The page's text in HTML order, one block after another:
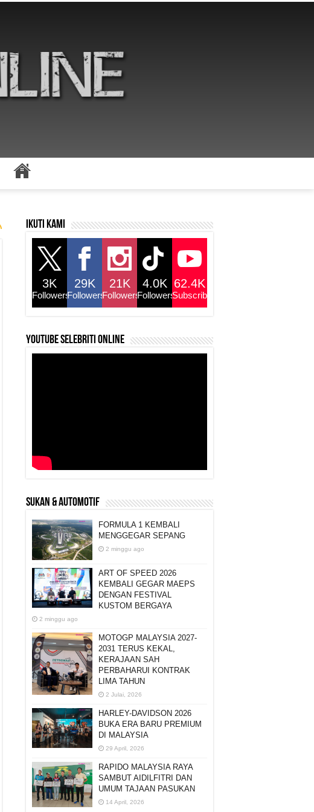
Ikuti kami
3K
Followers
29K
Followers
21K
Followers
4.0K
Followers
62.4K
Subscribers
YouTube selebriti online
SUKAN & AUTOMOTIF
FORMULA 1 KEMBALI
MENGGEGAR SEPANG
2 minggu ago
ART OF SPEED 2026
KEMBALI GEGAR MAEPS
DENGAN FESTIVAL
KUSTOM BERGAYA
2 minggu ago
MOTOGP MALAYSIA 2027-
2031 TERUS KEKAL,
KERAJAAN SAH
PERBAHARUI KONTRAK
LIMA TAHUN
2 Julai, 2026
HARLEY-DAVIDSON 2026
BUKA ERA BARU PREMIUM
DI MALAYSIA
29 April, 2026
RAPIDO MALAYSIA RAYA
SAMBUT AIDILFITRI DAN
UMUM TAJAAN PASUKAN
14 April, 2026